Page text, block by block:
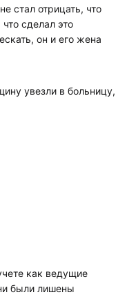
стал отрицать, что
сделал это
он и его жена
увезли в больницу,
как ведущие
были лишены